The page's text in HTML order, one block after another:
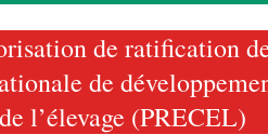
de ratification
de
l’élevage (PRECEL)